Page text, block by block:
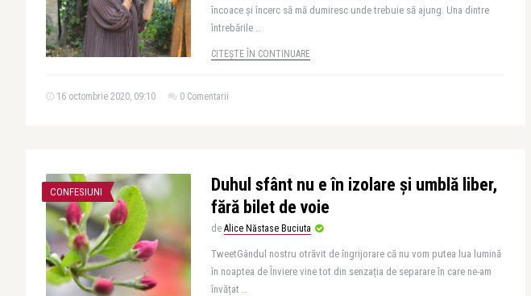
încoace și încerc să mă dumiresc unde trebuie să ajung. Una dintre
întrebările ..
CITEȘTE ÎN CONTINUARE
16 octombrie 2020, 09:10 0 Comentarii
CONFESIUNI
Duhul sfânt nu e în izolare și umblă liber,
fără bilet de voie
de Alice Năstase Buciuta
TweetGândul nostru otrăvit de îngrijorare că nu vom putea lua lumină
în noaptea de Înviere vine tot din senzația de separare în care ne-am
învățat ..